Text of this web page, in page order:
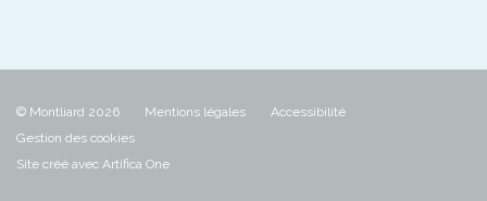
© Montliard 2026 Mentions légales
Accessibilité
Gestion des cookies
Site créé avec Artifica One